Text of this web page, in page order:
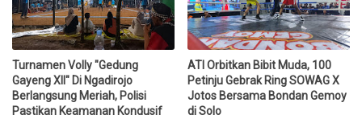
Turnamen Volly "Gedung
Gayeng XII" Di Ngadirojo
Berlangsung Meriah, Polisi
Pastikan Keamanan Kondusif
ATI Orbitkan Bibit Muda, 100
Petinju Gebrak Ring SOWAG X
Jotos Bersama Bondan Gemoy
di Solo